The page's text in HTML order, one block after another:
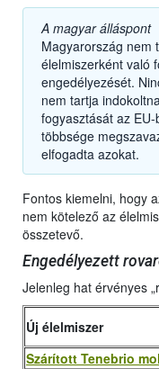
A magyar álláspont
Magyarország nem
élelmiszerként való
engedélyezését.
nem tartja
fogyasztását az
többsége
elfogadta azokat.
Fontos kiemelni, hogy
nem kötelező az
összetevő.
Engedélyezett
Jelenleg hat érvényes
Új élelmiszer
Szárított Tenebrio